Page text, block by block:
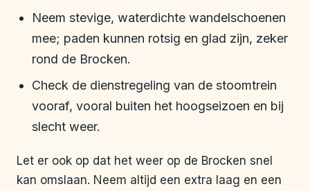
Neem stevige, waterdichte wandelschoenen
mee; paden kunnen rotsig en glad zijn, zeker
rond de Brocken.
Check de dienstregeling van de stoomtrein
vooraf, vooral buiten het hoogseizoen en bij
slecht weer.
Let er ook op dat het weer op de Brocken snel
kan omslaan. Neem altijd een extra laag en een